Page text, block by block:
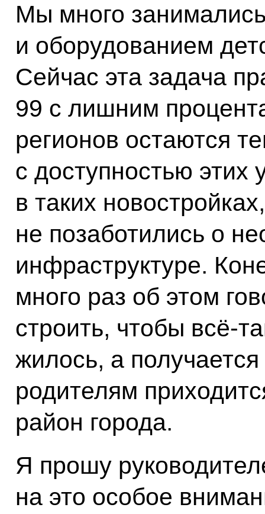
Мы много
и оборудованием
Сейчас эта задача
99 с лишним
регионов остаются
с доступностью этих
в таких
не позаботились о
инфраструктуре.
много раз об этом
строить, чтобы всё-
жилось, а получается
родителям
район города.
Я прошу
на это особое